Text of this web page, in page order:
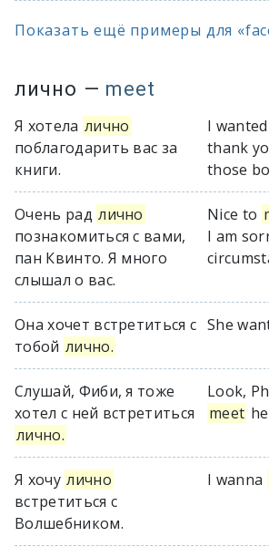
Показать ещё примеры для
лично — meet
Я хотела лично
поблагодарить вас за
книги.
I
thank
those
Очень рад лично
познакомиться с вами,
пан Квинто. Я много
слышал о вас.
Nice to
I am
Она хочет встретиться с
тобой лично.
She
Слушай, Фиби, я тоже
хотел с ней встретиться
лично.
Look,
meet
Я хочу лично
встретиться с
Волшебником.
I wanna